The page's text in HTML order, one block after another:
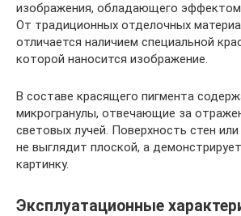
изображения, обладающего эффектом
От традиционных отделочных
отличается наличием специальной
которой наносится изображение.
В составе красящего пигмента
микрогранулы, отвечающие за
световых лучей. Поверхность стен
не выглядит плоской, а
картинку.
Эксплуатационные